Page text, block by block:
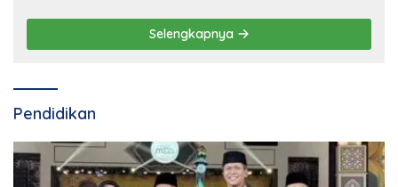
Selengkapnya
Pendidikan